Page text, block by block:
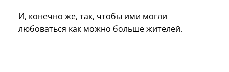
И, конечно же, так, чтобы ими могли
любоваться как можно больше жителей.